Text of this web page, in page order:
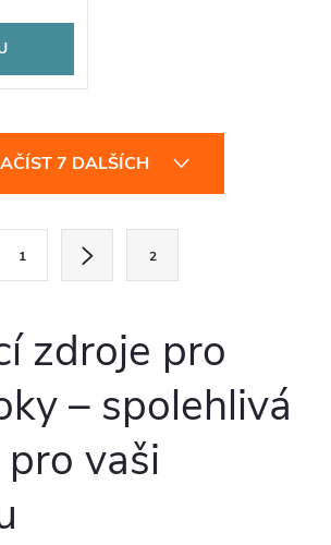
7 DALŠÍCH
1 2
zdroje pro
– spolehlivá
vaši